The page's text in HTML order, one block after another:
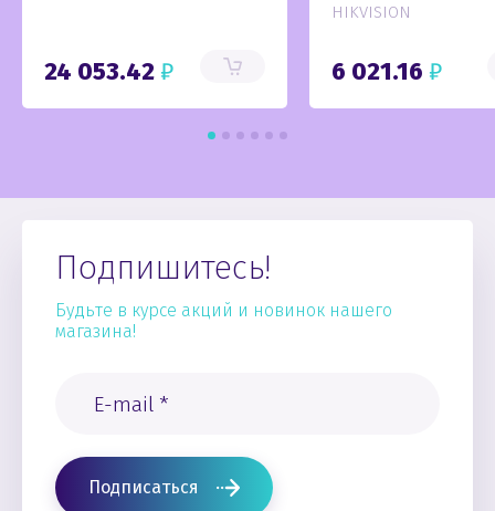
24 053.42₽
HIKVISION
6 021.16 ₽
Подпишитесь!
Будьте в курсе акций и новинок нашего
магазина!
Подписаться